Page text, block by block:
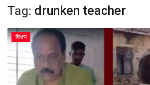
Contact
शिक्षण
स्पर्धा परीक्षा
Tag: drunken teacher
शिक्षण